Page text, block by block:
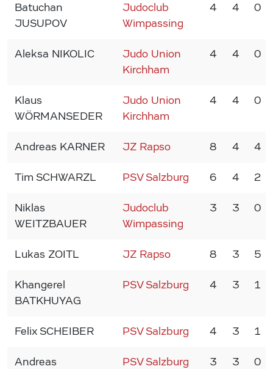
Batuchan
JUSUPOV
Judoclub
Wimpassing
4 4 0
Aleksa NIKOLIC
Judo Union
Kirchham
4 4 0
Klaus
WÖRMANSEDER
Judo Union
Kirchham
4 4 0
Andreas KARNER JZ Rapso 8 4 4
Tim SCHWARZL PSV Salzburg 6 4 2
Niklas
WEITZBAUER
Judoclub
Wimpassing
3 3 0
Lukas ZOITL JZ Rapso 8 3 5
Khangerel
BATKHUYAG
PSV Salzburg 4 3 1
Felix SCHEIBER PSV Salzburg 4 3 1
Andreas
PSV Salzburg 3 3 0